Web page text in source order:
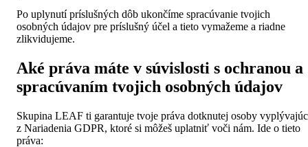
Po uplynutí príslušných dôb ukončíme spracúvanie tvojich
osobných údajov pre príslušný účel a tieto vymažeme a riadne
zlikvidujeme.
Aké práva máte v súvislosti s ochranou a
spracúvaním tvojich osobných údajov
Skupina LEAF ti garantuje tvoje práva dotknutej osoby
z Nariadenia GDPR, ktoré si môžeš uplatniť voči nám. Ide o tieto
práva: